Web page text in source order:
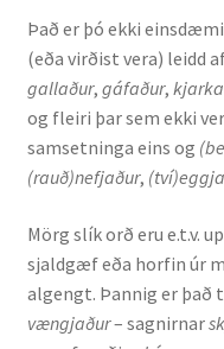
Það er þó ekki
(eða virðist vera) leidd
gallaður, gáfaður,
og fleiri þar sem ekki
samsetninga eins og
(rauð)nefjaður,
Mörg slík orð eru e.t.v.
sjaldgæf eða horfin úr
algengt. Þannig er það
vængjaður– sagnirnar